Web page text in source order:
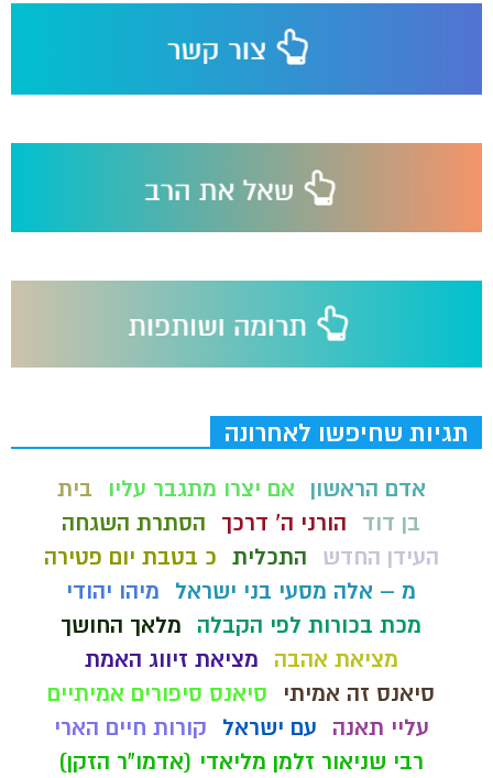
תגיות שחיפשו לאחרונה
אדם הראשון אם יצרו מתגבר עליו
בית
בן דוד
הורני ה' דרכך
הסתרת השגחה
העידן החדש
התכלית כ בטבת יום פטירה
מ – אלה מסעי בני ישראל
מיהו יהודי
מכת בכורות לפי הקבלה
מלאך החושך
מציאת אהבה
מציאת זיווג האמת
סיאנס זה אמיתי
סיאנס סיפורים אמיתיים
עליי תאנה
עם ישראל
קורות חיים הארי
רבי שניאור זלמן מליאדי (אדמו"ר הזקן)